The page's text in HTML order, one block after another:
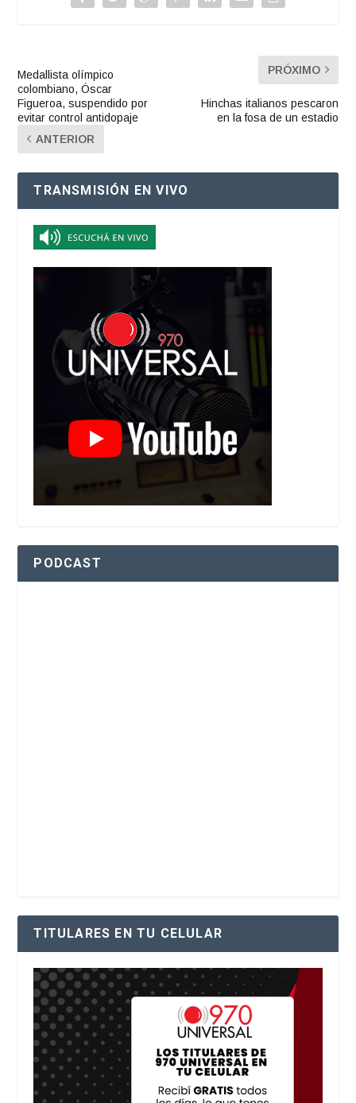
Medallista olímpico
colombiano, Óscar
Figueroa, suspendido por
evitar control antidopaje
ANTERIOR
PRÓXIMO
Hinchas italianos pescaron
en la fosa de un estadio
TRANSMISIÓN EN VIVO
PODCAST
TITULARES EN TU CELULAR